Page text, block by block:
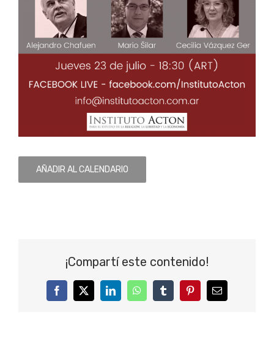
AÑADIR AL CALENDARIO
¡Compartí este contenido!
FacebookTwitterLinkedInWhatsAppTumblrPinterestCorreo